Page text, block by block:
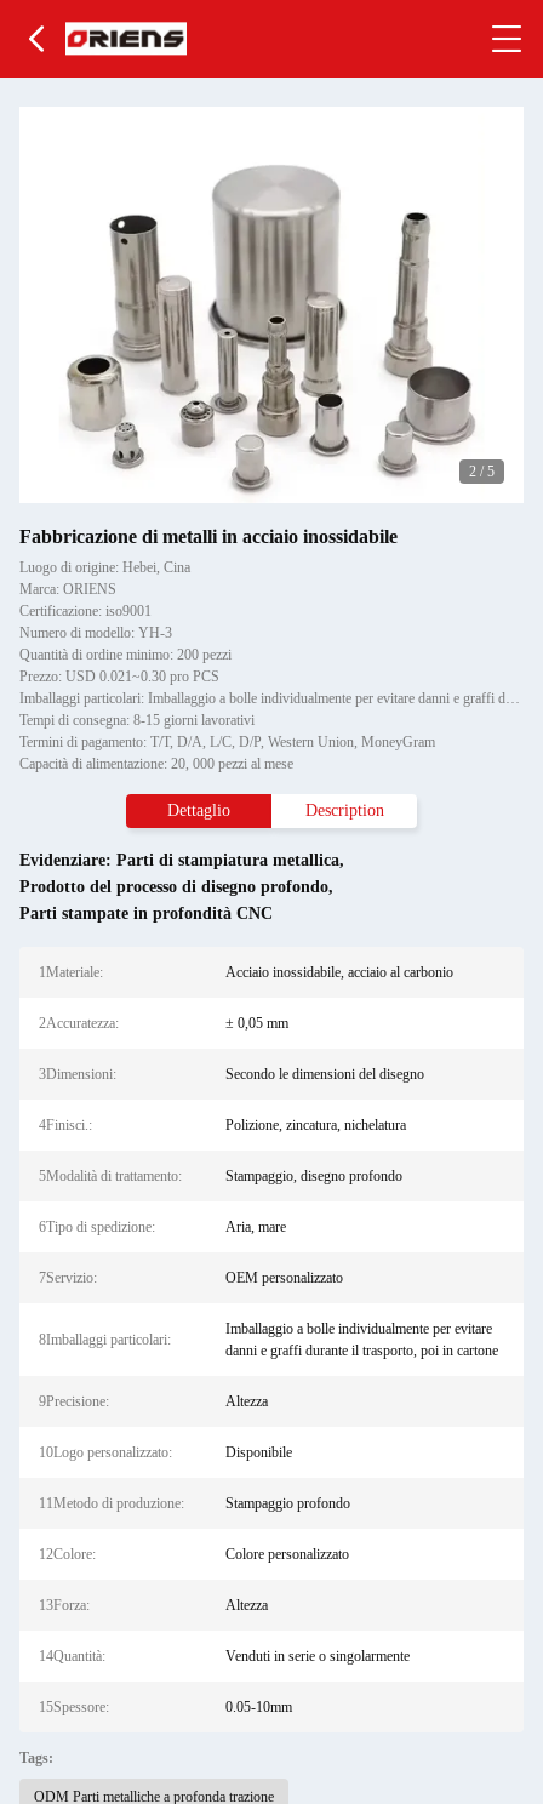
2 / 5
Fabbricazione di metalli in acciaio inossidabile
Luogo di origine: Hebei, Cina
Marca: ORIENS
Certificazione: iso9001
Numero di modello: YH-3
Quantità di ordine minimo: 200 pezzi
Prezzo: USD 0.021~0.30 pro PCS
Imballaggi particolari: Imballaggio a bolle individualmente per evitare danni e graffi durante il trasporto, poi in cartone
Tempi di consegna: 8-15 giorni lavorativi
Termini di pagamento: T/T, D/A, L/C, D/P, Western Union, MoneyGram
Capacità di alimentazione: 20, 000 pezzi al mese
Dettaglio Description
Evidenziare: Parti di stampiatura metallica,
Prodotto del processo di disegno profondo,
Parti stampate in profondità CNC
1Materiale: Acciaio inossidabile, acciaio al carbonio
2Accuratezza: ± 0,05 mm
3Dimensioni: Secondo le dimensioni del disegno
4Finisci.: Polizione, zincatura, nichelatura
5Modalità di trattamento: Stampaggio, disegno profondo
6Tipo di spedizione: Aria, mare
7Servizio: OEM personalizzato
8Imballaggi particolari:
Imballaggio a bolle individualmente per evitare
danni e graffi durante il trasporto, poi in cartone
9Precisione: Altezza
10Logo personalizzato: Disponibile
11Metodo di produzione: Stampaggio profondo
12Colore: Colore personalizzato
13Forza: Altezza
14Quantità: Venduti in serie o singolarmente
15Spessore: 0.05-10mm
Tags:
ODM Parti metalliche a profonda trazione